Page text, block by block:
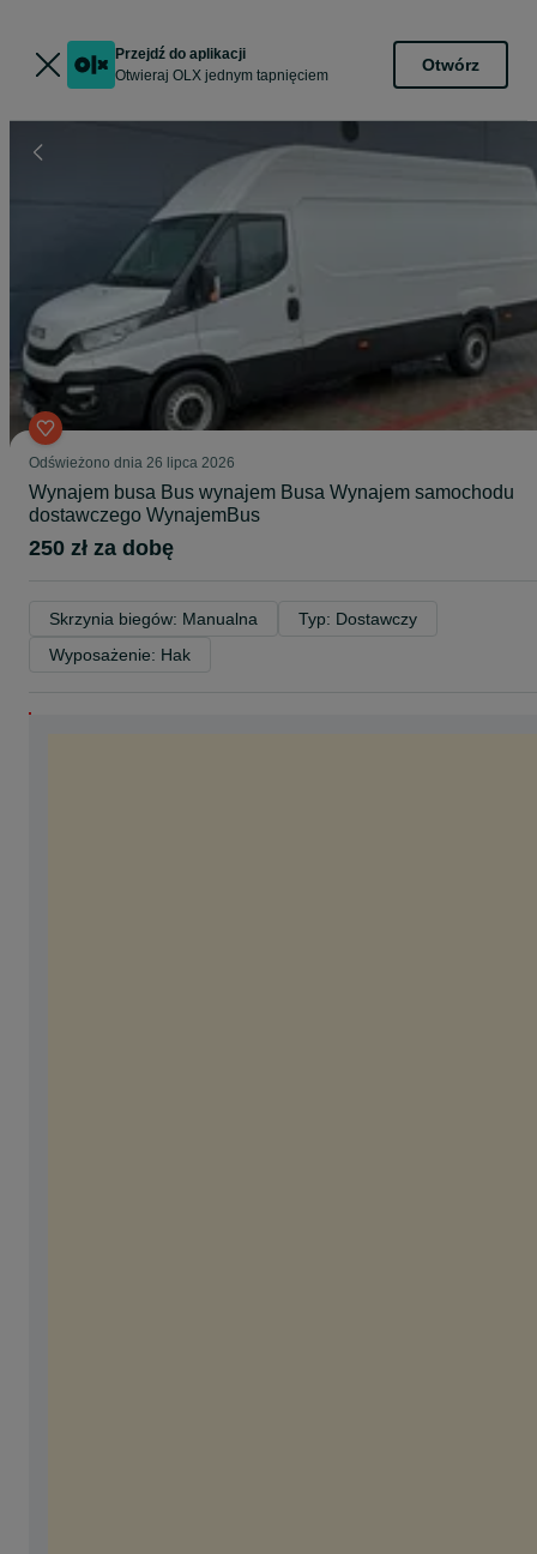
Przejdź do aplikacji
Otwieraj OLX jednym tapnięciem
Otwórz
Odświeżono dnia 26 lipca 2026
Wynajem busa Bus wynajem Busa Wynajem samochodu
dostawczego WynajemBus
250 zł za dobę
Skrzynia biegów: Manualna
Typ: Dostawczy
Wyposażenie: Hak